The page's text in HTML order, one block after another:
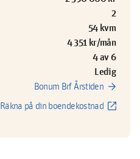
2
54 kvm
4 351 kr/mån
4 av 6
Ledig
Bonum Brf Årstiden arrow_forward
Räkna på din boendekostnad open_in_new